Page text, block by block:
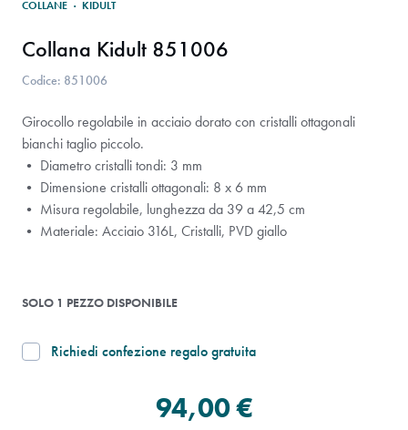
COLLANE · KIDULT
Collana Kidult 851006
Codice: 851006
Girocollo regolabile in acciaio dorato con cristalli ottagonali
bianchi taglio piccolo.
• Diametro cristalli tondi: 3 mm
• Dimensione cristalli ottagonali: 8 x 6 mm
• Misura regolabile, lunghezza da 39 a 42,5 cm
• Materiale: Acciaio 316L, Cristalli, PVD giallo
SOLO 1 PEZZO DISPONIBILE
Richiedi confezione regalo gratuita
94,00 €